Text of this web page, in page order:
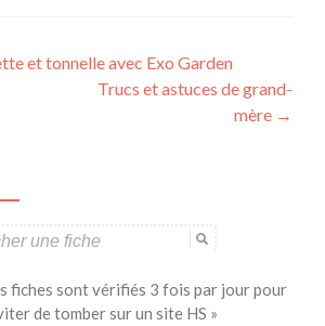
et tonnelle avec Exo Garden
Trucs et astuces de grand-
mère →
fiches sont vérifiés 3 fois par jour pour
de tomber sur un site HS »